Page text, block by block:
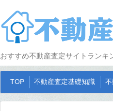
おすすめ不動産査定サイトランキ
TOP 不動産査定基礎知識